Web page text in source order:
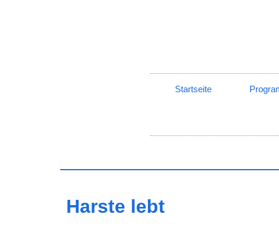
Startseite
Harste lebt